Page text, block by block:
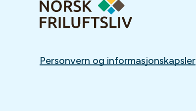
Personvern og informasjonskapsler